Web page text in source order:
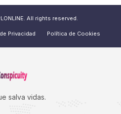
All rights reserved.
Privacidad Política de Cookies
salva vidas.